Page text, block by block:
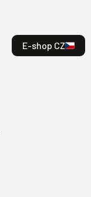
E-shop CZ